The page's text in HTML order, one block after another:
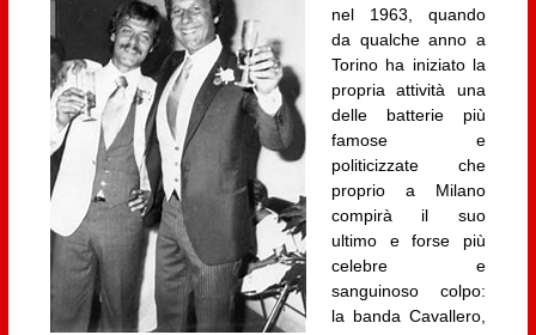
nel 1963, quando
da qualche anno a
Torino ha iniziato la
propria attività una
delle batterie più
famose e
politicizzate che
proprio a Milano
compirà il suo
ultimo e forse più
celebre e
sanguinoso colpo:
la banda Cavallero,